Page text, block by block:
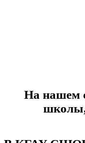
На нашем
школы,